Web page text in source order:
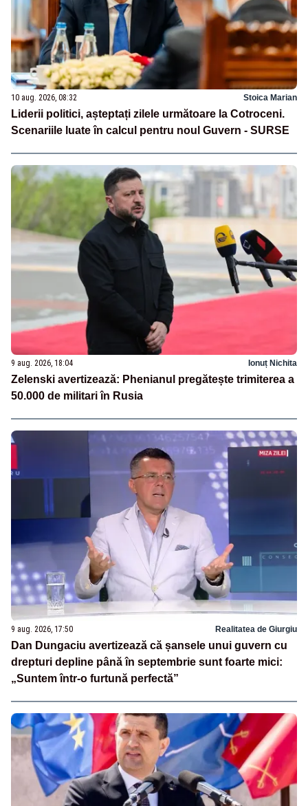
10 aug. 2026, 08:32 Stoica Marian
Liderii politici, așteptați zilele următoare la Cotroceni.
Scenariile luate în calcul pentru noul Guvern - SURSE
9 aug. 2026, 18:04 Ionuț Nichita
Zelenski avertizează: Phenianul pregătește trimiterea a
50.000 de militari în Rusia
9 aug. 2026, 17:50 Realitatea de Giurgiu
Dan Dungaciu avertizează că șansele unui guvern cu
drepturi depline până în septembrie sunt foarte mici:
„Suntem într-o furtună perfectă”